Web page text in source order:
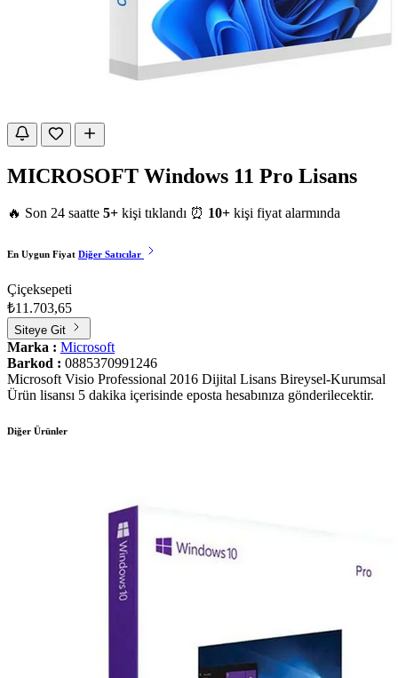
MICROSOFT Windows 11 Pro Lisans
🔥 Son 24 saatte 5+ kişi tıklandı ⏰ 10+ kişi fiyat alarmında
En Uygun Fiyat Diğer Satıcılar
Çiçeksepeti
₺11.703,65
Siteye Git
Marka : Microsoft
Barkod : 0885370991246
Microsoft Visio Professional 2016 Dijital Lisans Bireysel-Kurumsal
Ürün lisansı 5 dakika içerisinde eposta hesabınıza gönderilecektir.
Diğer Ürünler